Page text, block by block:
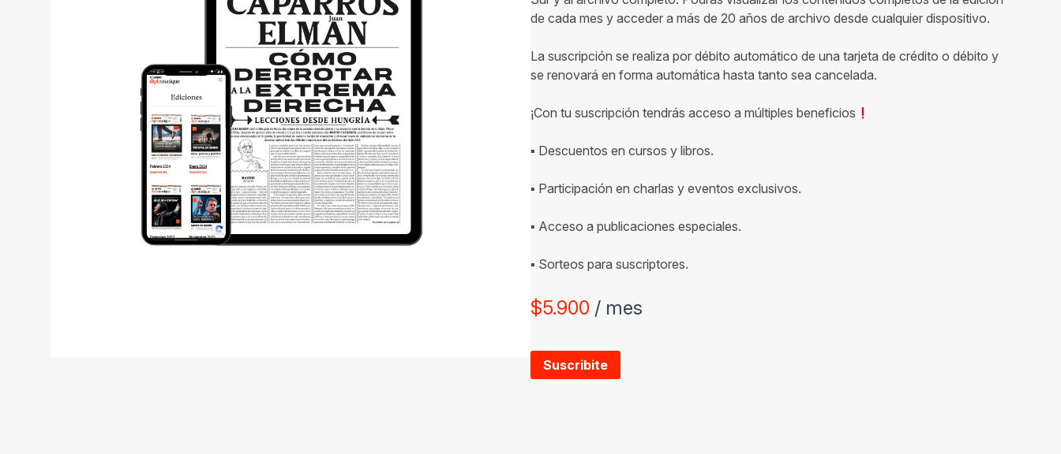
de cada mes y acceder a más de 20 años de archivo desde cualquier dispositivo.
La suscripción se realiza por débito automático de una tarjeta de crédito o débito y
se renovará en forma automática hasta tanto sea cancelada.
¡Con tu suscripción tendrás acceso a múltiples beneficios
▪ Descuentos en cursos y libros.
▪ Participación en charlas y eventos exclusivos.
▪ Acceso a publicaciones especiales.
▪ Sorteos para suscriptores.
$5.900 / mes
Suscribite